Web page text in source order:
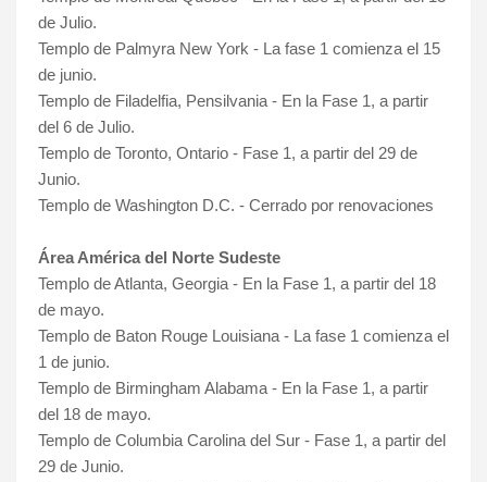
de Julio.
Templo de Palmyra New York - La fase 1 comienza el 15
de junio.
Templo de Filadelfia, Pensilvania - En la Fase 1, a partir
del 6 de Julio.
Templo de Toronto, Ontario - Fase 1, a partir del 29 de
Junio.
Templo de Washington D.C. - Cerrado por renovaciones
Área América del Norte Sudeste
Templo de Atlanta, Georgia - En la Fase 1, a partir del 18
de mayo.
Templo de Baton Rouge Louisiana - La fase 1 comienza el
1 de junio.
Templo de Birmingham Alabama - En la Fase 1, a partir
del 18 de mayo.
Templo de Columbia Carolina del Sur - Fase 1, a partir del
29 de Junio.